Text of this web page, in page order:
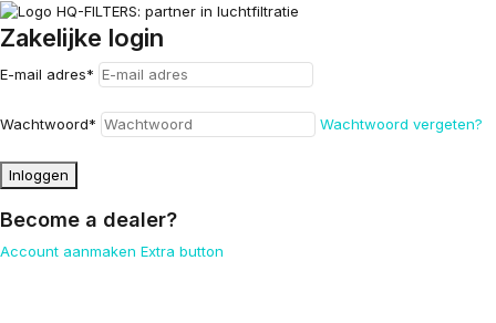
Zakelijke login
E-mail adres*
Wachtwoord* Wachtwoord vergeten?
Inloggen
Become a dealer?
Account aanmaken Extra button